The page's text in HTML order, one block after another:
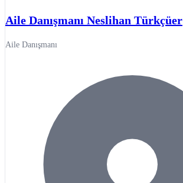
Aile Danışmanı Neslihan Türkçüer
Aile Danışmanı